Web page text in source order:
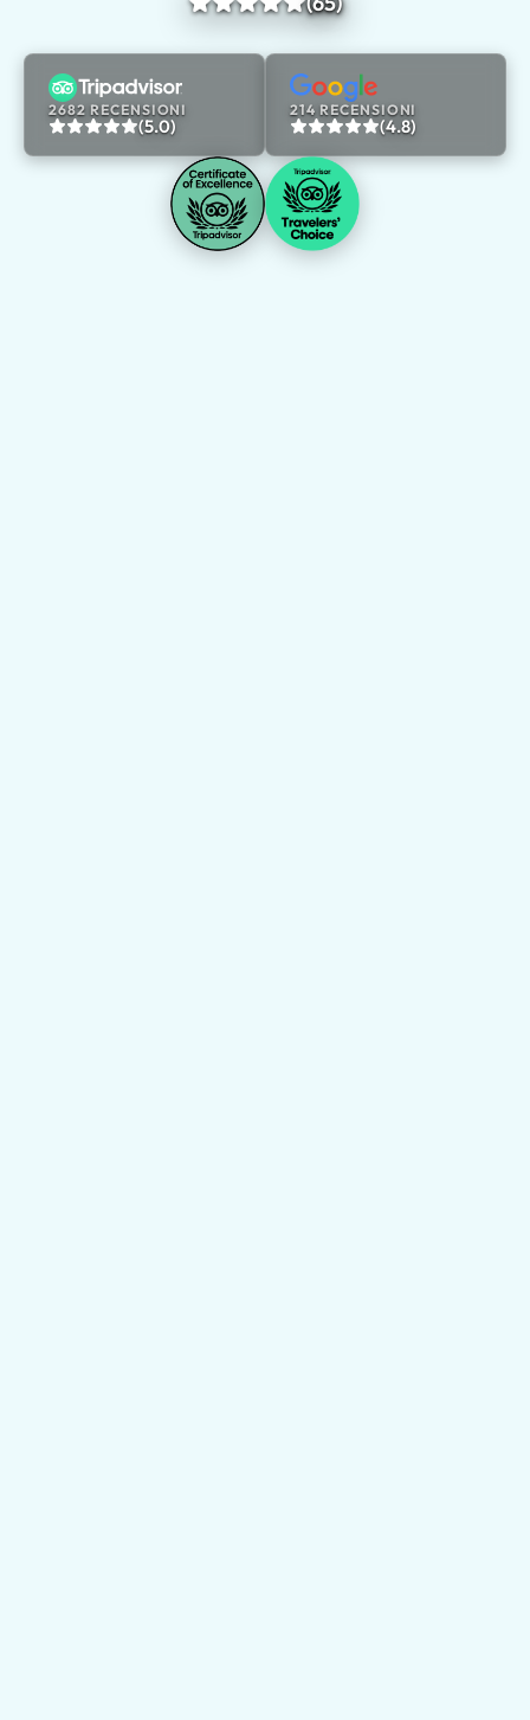
2682 RECENSIONI
(5.0)
214 RECENSIONI
(4.8)